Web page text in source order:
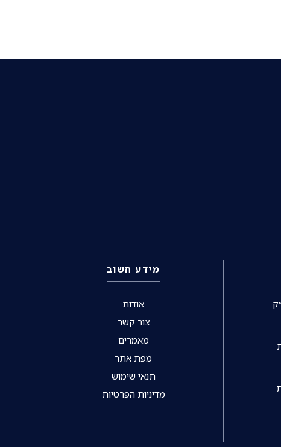
מידע חשוב
אודות
צור קשר
מאמרים
מפת אתר
תנאי שימוש
מדיניות הפרטיות